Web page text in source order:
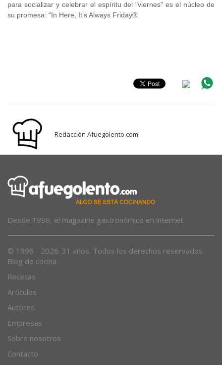
para socializar y celebrar el espíritu del "viernes" es el núcleo de
su promesa: “In Here, It’s Always Friday®.
Redacción Afuegolento.com
Desde 1996, el magazine gastronómico en internet.
© 1996 - 2026. 31 años. Todos los derechos reservados.
Blog de cocina
Recetas
Artículos
Autores
Empresas
Sobre nosotros
Contacto